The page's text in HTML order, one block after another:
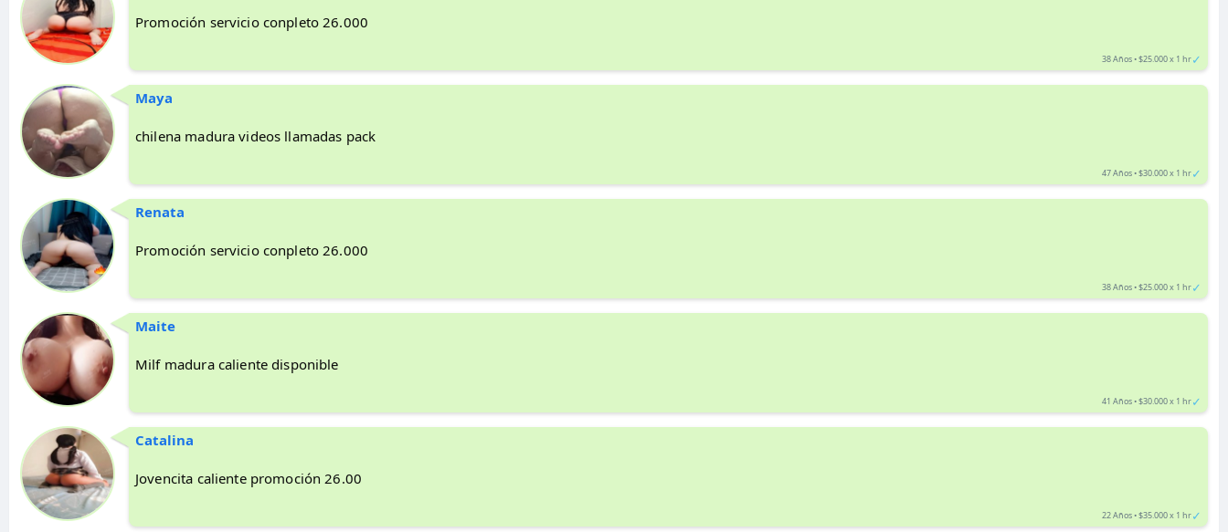
Promoción servicio conpleto 26.000
38 Años • $25.000 x 1 hr✓
Maya
chilena madura videos llamadas pack
47 Años • $30.000 x 1 hr✓
Renata
Promoción servicio conpleto 26.000
38 Años • $25.000 x 1 hr✓
Maite
Milf madura caliente disponible
41 Años • $30.000 x 1 hr✓
Catalina
Jovencita caliente promoción 26.00
22 Años • $35.000 x 1 hr✓